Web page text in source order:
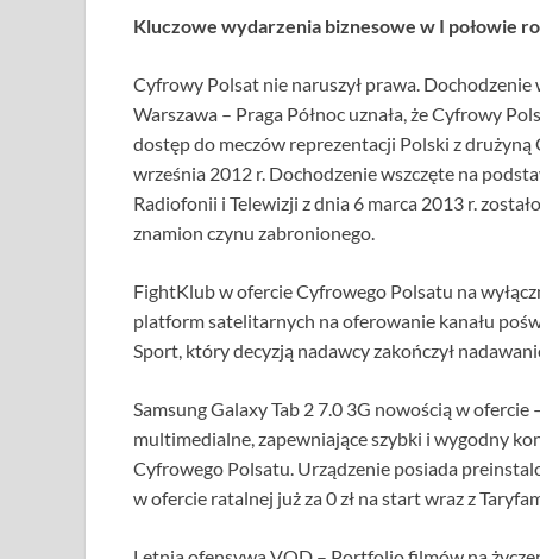
Kluczowe wydarzenia biznesowe w I połowie
Cyfrowy Polsat nie naruszył prawa.
Warszawa – Praga Północ uznała, że Cyfrowy
dostęp do meczów reprezentacji Polski z drużyną
września 2012 r. Dochodzenie wszczęte na
Radiofonii i Telewizji z dnia 6 marca 2013 r.
znamion czynu zabronionego.
FightKlub w ofercie Cyfrowego Polsatu na
platform satelitarnych na oferowanie kanału
Sport, który decyzją nadawcy zakończył
Samsung Galaxy Tab 2 7.0 3G nowością w
multimedialne, zapewniające szybki i wygodny
Cyfrowego Polsatu. Urządzenie posiada
w ofercie ratalnej już za 0 zł na start wraz z